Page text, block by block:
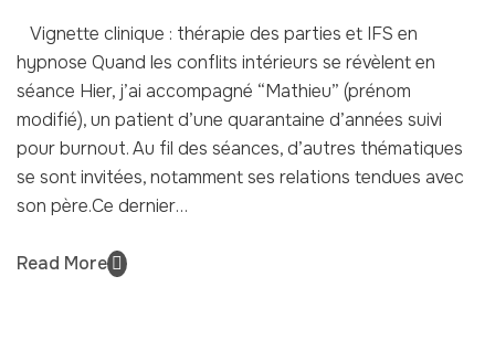
IFS EN HYPNOSE
Vignette clinique : thérapie des parties et IFS en
hypnose Quand les conflits intérieurs se révèlent en
séance Hier, j’ai accompagné “Mathieu” (prénom
modifié), un patient d’une quarantaine d’années suivi
pour burnout. Au fil des séances, d’autres thématiques
se sont invitées, notamment ses relations tendues avec
son père.Ce dernier…
Read More